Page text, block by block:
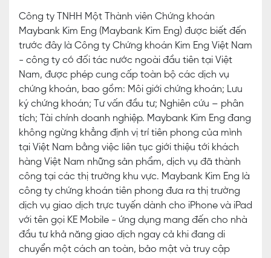
Công ty TNHH Một Thành viên Chứng khoán
Maybank Kim Eng (Maybank Kim Eng) được biết đến
trước đây là Công ty Chứng khoán Kim Eng Việt Nam
- công ty có đối tác nước ngoài đầu tiên tại Việt
Nam, được phép cung cấp toàn bộ các dịch vụ
chứng khoán, bao gồm: Môi giới chứng khoán; Lưu
ký chứng khoán; Tư vấn đầu tư; Nghiên cứu – phân
tích; Tài chính doanh nghiệp. Maybank Kim Eng đang
không ngừng khẳng định vị trí tiên phong của mình
tại Việt Nam bằng việc liên tục giới thiệu tới khách
hàng Việt Nam những sản phẩm, dịch vụ đã thành
công tại các thị trường khu vực. Maybank Kim Eng là
công ty chứng khoán tiên phong đưa ra thị trường
dịch vụ giao dịch trực tuyến dành cho iPhone và iPad
với tên gọi KE Mobile - ứng dụng mang đến cho nhà
đầu tư khả năng giao dịch ngay cả khi đang di
chuyển một cách an toàn, bảo mật và truy cập